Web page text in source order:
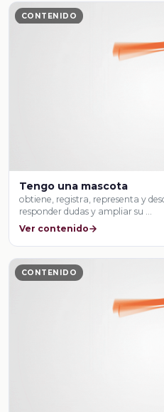
CONTENIDO
Tengo una mascota
obtiene, registra, representa y
responder dudas y ampliar su …
Ver contenido
CONTENIDO